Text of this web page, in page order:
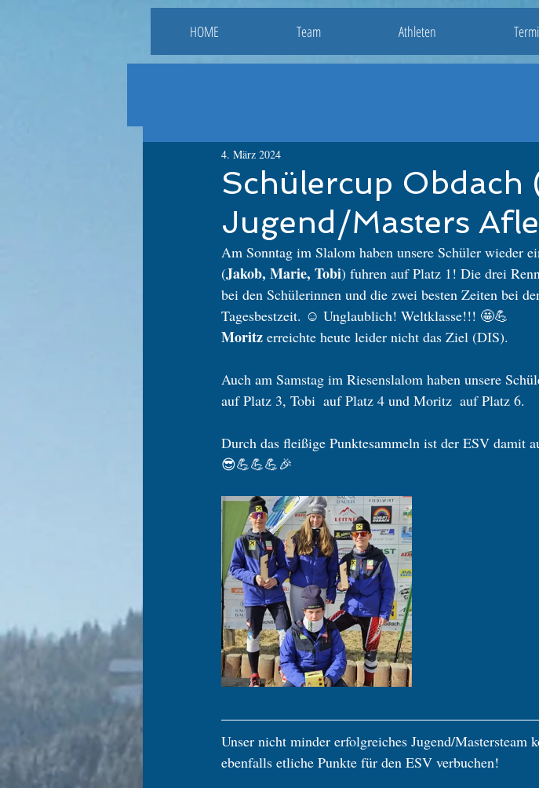
HOME Team Athleten
Schülercup Obdach
Jugend/Masters
4. März 2024
Am Sonntag im Slalom haben unsere Schüler wieder
(Jakob, Marie, Tobi) fuhren auf Platz 1! Die drei
bei den Schülerinnen und die zwei besten Zeiten bei
Tagesbestzeit. ☺️ Unglaublich! Weltklasse!!! 🤩💪
Moritz erreichte heute leider nicht das Ziel (DIS).
Auch am Samstag im Riesenslalom haben unsere
auf Platz 3, Tobi  auf Platz 4 und Moritz  auf Platz 6.
Durch das fleißige Punktesammeln ist der ESV damit
😎💪💪💪🎉
Unser nicht minder erfolgreiches Jugend/Mastersteam
ebenfalls etliche Punkte für den ESV verbuchen!